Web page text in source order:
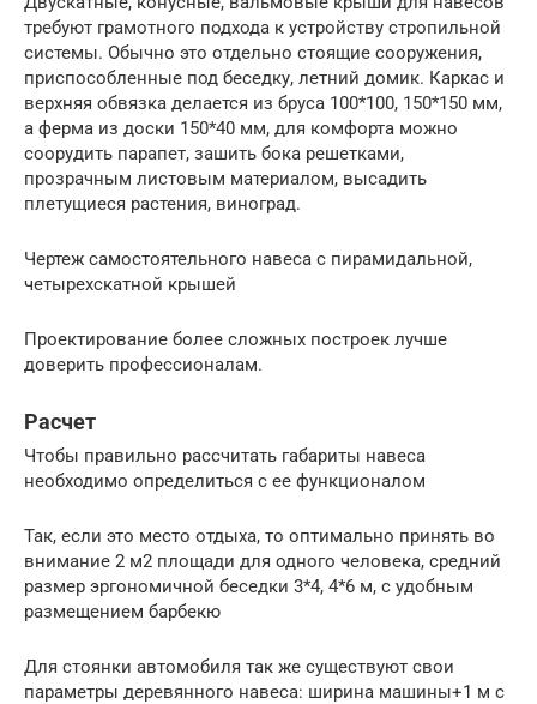
требуют грамотного подхода к устройству стропильной
системы. Обычно это отдельно стоящие сооружения,
приспособленные под беседку, летний домик. Каркас и
верхняя обвязка делается из бруса 100*100, 150*150 мм,
а ферма из доски 150*40 мм, для комфорта можно
соорудить парапет, зашить бока решетками,
прозрачным листовым материалом, высадить
плетущиеся растения, виноград.
Чертеж самостоятельного навеса с пирамидальной,
четырехскатной крышей
Проектирование более сложных построек лучше
доверить профессионалам.
Расчет
Чтобы правильно рассчитать габариты навеса
необходимо определиться с ее функционалом
Так, если это место отдыха, то оптимально принять во
внимание 2 м2 площади для одного человека, средний
размер эргономичной беседки 3*4, 4*6 м, с удобным
размещением барбекю
Для стоянки автомобиля так же существуют свои
параметры деревянного навеса: ширина машины+1 м с